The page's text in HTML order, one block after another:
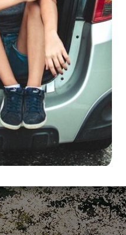
chúng ta không tới nơi
xin giới thiệu cho bạn